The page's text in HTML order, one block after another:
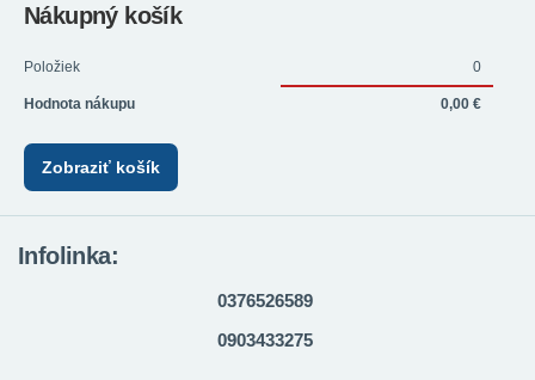
Nákupný košík
Položiek 0
Hodnota nákupu 0,00 €
Zobraziť košík
Infolinka:
0376526589
0903433275